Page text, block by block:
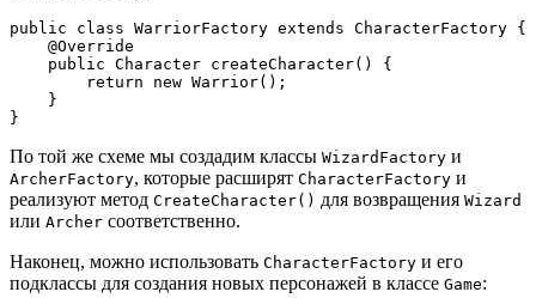
public class WarriorFactory extends CharacterFactory {
    @Override
    public Character createCharacter() {
        return new Warrior();
    }
}
По той же схеме мы создадим классы WizardFactory и
ArcherFactory, которые расширят CharacterFactory и
реализуют метод CreateCharacter() для возвращения Wizard
или Archer соответственно.
Наконец, можно использовать CharacterFactory и его
подклассы для создания новых персонажей в классе Game: